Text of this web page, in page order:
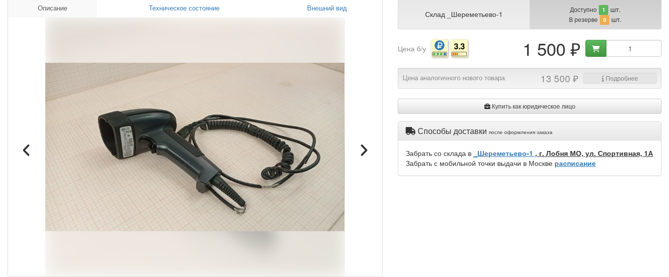
Описание Техническое состояние Внешний вид
Склад _Шереметьево-1 Доступно 1 шт.
В резерве 0 шт.
Цена б/у 3.3 1 500 ₽
Цена аналогичного нового товара 13 500 ₽ Подробнее
Купить как юридическое лицо
Способы доставки после оформления заказа
Забрать со склада в _Шереметьево-1 , г. Лобня МО, ул. Спортивная, 1А
Забрать с мобильной точки выдачи в Москве расписание